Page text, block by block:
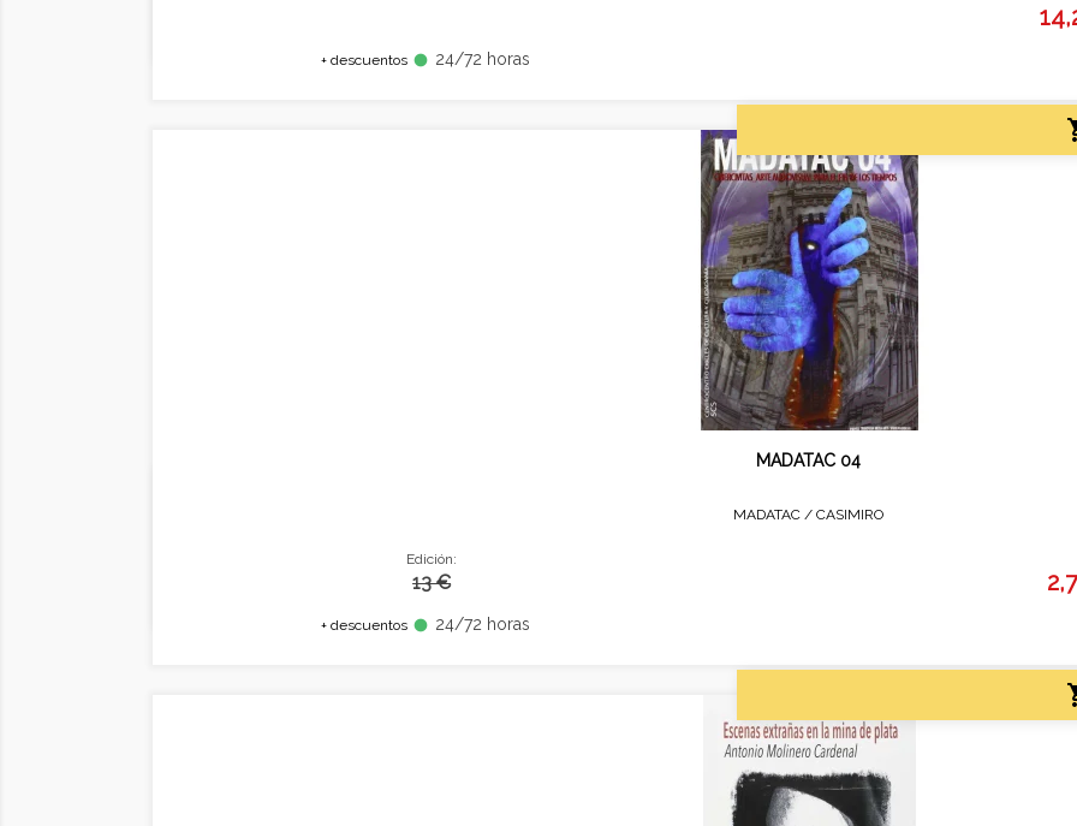
+ descuentos fiber_manual_record 24/72 horas
MADATAC 04
MADATAC / CASIMIRO
Edición:
13 €
+ descuentos fiber_manual_record 24/72 horas